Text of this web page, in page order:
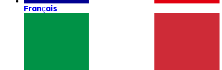
Français